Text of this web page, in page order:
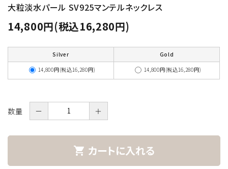
大粒淡水パール SV925マンテルネックレス
14,800円(税込16,280円)
Silver Gold
14,800円(税込16,280円) 14,800円(税込16,280円)
数量 － ＋
shopping_cart カートに入れる